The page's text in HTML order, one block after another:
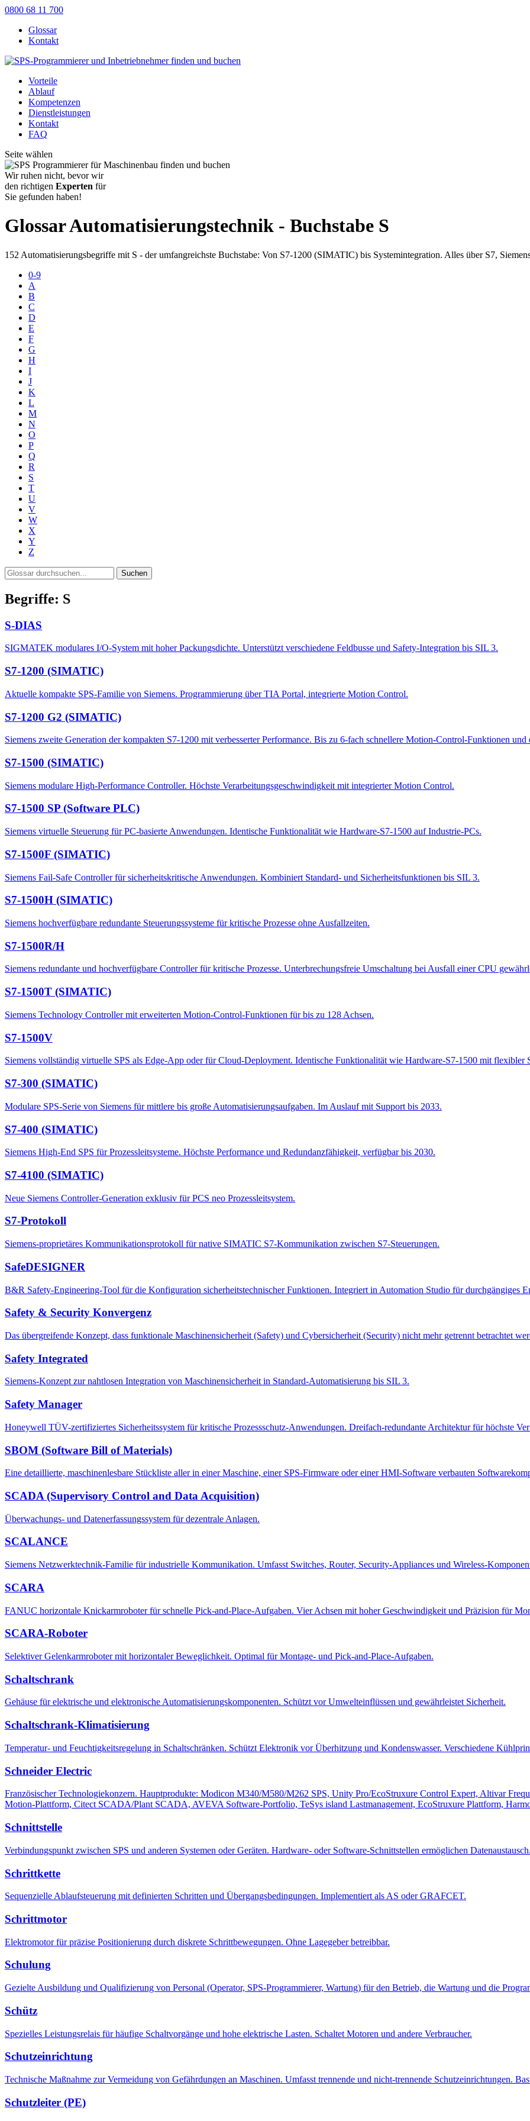
0800 68 11 700
Glossar
Kontakt
Vorteile
Ablauf
Kompetenzen
Dienstleistungen
Kontakt
FAQ
Seite wählen
Wir ruhen nicht, bevor wir
den richtigen Experten für
Sie gefunden haben!
Glossar Automatisierungstechnik - Buchstabe S
152 Automatisierungsbegriffe mit S - der umfangreichste Buchstabe: Von S7-1200 (SIMATIC) bis Systemintegration. Alles über S7,
0-9
A
B
C
D
E
F
G
H
I
J
K
L
M
N
O
P
Q
R
S
T
U
V
W
X
Y
Z
Suchen
Begriffe: S
S-DIAS
SIGMATEK modulares I/O-System mit hoher Packungsdichte. Unterstützt verschiedene Feldbusse und Safety-Integration bis SIL 3.
S7-1200 (SIMATIC)
Aktuelle kompakte SPS-Familie von Siemens. Programmierung über TIA Portal, integrierte Motion Control.
S7-1200 G2 (SIMATIC)
Siemens zweite Generation der kompakten S7-1200 mit verbesserter Performance. Bis zu 6-fach schnellere Motion-Control-Funktionen
S7-1500 (SIMATIC)
Siemens modulare High-Performance Controller. Höchste Verarbeitungsgeschwindigkeit mit integrierter Motion Control.
S7-1500 SP (Software PLC)
Siemens virtuelle Steuerung für PC-basierte Anwendungen. Identische Funktionalität wie Hardware-S7-1500 auf Industrie-PCs.
S7-1500F (SIMATIC)
Siemens Fail-Safe Controller für sicherheitskritische Anwendungen. Kombiniert Standard- und Sicherheitsfunktionen bis SIL 3.
S7-1500H (SIMATIC)
Siemens hochverfügbare redundante Steuerungssysteme für kritische Prozesse ohne Ausfallzeiten.
S7-1500R/H
Siemens redundante und hochverfügbare Controller für kritische Prozesse. Unterbrechungsfreie Umschaltung bei Ausfall einer CPU
S7-1500T (SIMATIC)
Siemens Technology Controller mit erweiterten Motion-Control-Funktionen für bis zu 128 Achsen.
S7-1500V
Siemens vollständig virtuelle SPS als Edge-App oder für Cloud-Deployment. Identische Funktionalität wie Hardware-S7-1500 mit flexibler
S7-300 (SIMATIC)
Modulare SPS-Serie von Siemens für mittlere bis große Automatisierungsaufgaben. Im Auslauf mit Support bis 2033.
S7-400 (SIMATIC)
Siemens High-End SPS für Prozessleitsysteme. Höchste Performance und Redundanzfähigkeit, verfügbar bis 2030.
S7-4100 (SIMATIC)
Neue Siemens Controller-Generation exklusiv für PCS neo Prozessleitsystem.
S7-Protokoll
Siemens-proprietäres Kommunikationsprotokoll für native SIMATIC S7-Kommunikation zwischen S7-Steuerungen.
SafeDESIGNER
B&R Safety-Engineering-Tool für die Konfiguration sicherheitstechnischer Funktionen. Integriert in Automation Studio für durchgängiges
Safety & Security Konvergenz
Das übergreifende Konzept, dass funktionale Maschinensicherheit (Safety) und Cybersicherheit (Security) nicht mehr getrennt betrachtet
Safety Integrated
Siemens-Konzept zur nahtlosen Integration von Maschinensicherheit in Standard-Automatisierung bis SIL 3.
Safety Manager
Honeywell TÜV-zertifiziertes Sicherheitssystem für kritische Prozessschutz-Anwendungen. Dreifach-redundante Architektur für höchste
SBOM (Software Bill of Materials)
Eine detaillierte, maschinenlesbare Stückliste aller in einer Maschine, einer SPS-Firmware oder einer HMI-Software verbauten
SCADA (Supervisory Control and Data Acquisition)
Überwachungs- und Datenerfassungssystem für dezentrale Anlagen.
SCALANCE
Siemens Netzwerktechnik-Familie für industrielle Kommunikation. Umfasst Switches, Router, Security-Appliances und Wireless-
SCARA
FANUC horizontale Knickarmroboter für schnelle Pick-and-Place-Aufgaben. Vier Achsen mit hoher Geschwindigkeit und Präzision für
SCARA-Roboter
Selektiver Gelenkarmroboter mit horizontaler Beweglichkeit. Optimal für Montage- und Pick-and-Place-Aufgaben.
Schaltschrank
Gehäuse für elektrische und elektronische Automatisierungskomponenten. Schützt vor Umwelteinflüssen und gewährleistet Sicherheit.
Schaltschrank-Klimatisierung
Temperatur- und Feuchtigkeitsregelung in Schaltschränken. Schützt Elektronik vor Überhitzung und Kondenswasser. Verschiedene
Schneider Electric
Französischer Technologiekonzern. Hauptprodukte: Modicon M340/M580/M262 SPS, Unity Pro/EcoStruxure Control Expert, Altivar
Motion-Plattform, Citect SCADA/Plant SCADA, AVEVA Software-Portfolio, TeSys island Lastmanagement, EcoStruxure Plattform,
Schnittstelle
Verbindungspunkt zwischen SPS und anderen Systemen oder Geräten. Hardware- oder Software-Schnittstellen ermöglichen Datenaustausch.
Schrittkette
Sequenzielle Ablaufsteuerung mit definierten Schritten und Übergangsbedingungen. Implementiert als AS oder GRAFCET.
Schrittmotor
Elektromotor für präzise Positionierung durch diskrete Schrittbewegungen. Ohne Lagegeber betreibbar.
Schulung
Gezielte Ausbildung und Qualifizierung von Personal (Operator, SPS-Programmierer, Wartung) für den Betrieb, die Wartung und die
Schütz
Spezielles Leistungsrelais für häufige Schaltvorgänge und hohe elektrische Lasten. Schaltet Motoren und andere Verbraucher.
Schutzeinrichtung
Technische Maßnahme zur Vermeidung von Gefährdungen an Maschinen. Umfasst trennende und nicht-trennende Schutzeinrichtungen.
Schutzleiter (PE)